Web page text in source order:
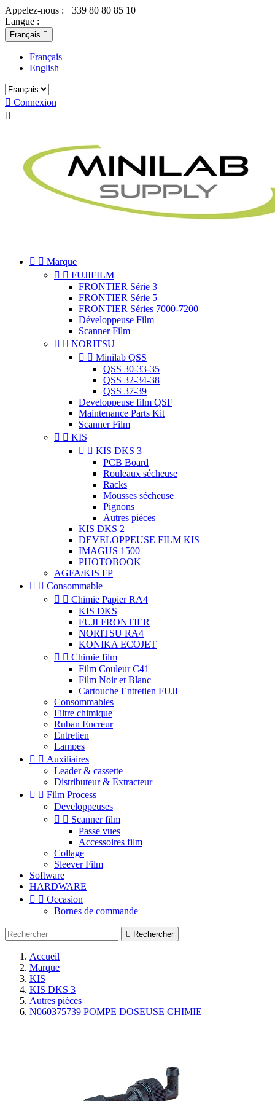
Appelez-nous : +339 80 80 85 10
Langue :
Français 
Français
English
 Connexion

  Marque
  FUJIFILM
FRONTIER Série 3
FRONTIER Série 5
FRONTIER Séries 7000-7200
Développeuse Film
Scanner Film
  NORITSU
  Minilab QSS
QSS 30-33-35
QSS 32-34-38
QSS 37-39
Developpeuse film QSF
Maintenance Parts Kit
Scanner Film
  KIS
  KIS DKS 3
PCB Board
Rouleaux sécheuse
Racks
Mousses sécheuse
Pignons
Autres pièces
KIS DKS 2
DEVELOPPEUSE FILM KIS
IMAGUS 1500
PHOTOBOOK
AGFA/KIS FP
  Consommable
  Chimie Papier RA4
KIS DKS
FUJI FRONTIER
NORITSU RA4
KONIKA ECOJET
  Chimie film
Film Couleur C41
Film Noir et Blanc
Cartouche Entretien FUJI
Consommables
Filtre chimique
Ruban Encreur
Entretien
Lampes
  Auxiliaires
Leader & cassette
Distributeur & Extracteur
  Film Process
Developpeuses
  Scanner film
Passe vues
Accessoires film
Collage
Sleever Film
Software
HARDWARE
  Occasion
Bornes de commande
 Rechercher
Accueil
Marque
KIS
KIS DKS 3
Autres pièces
N060375739 POMPE DOSEUSE CHIMIE